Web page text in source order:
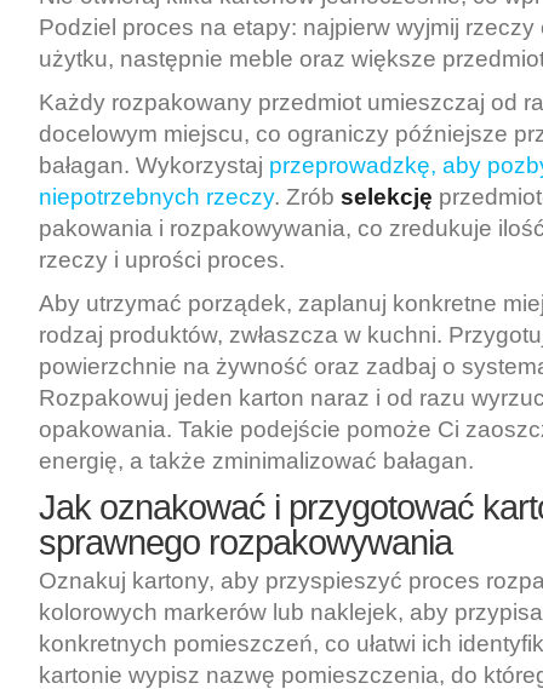
Podziel proces na etapy: najpierw wyjmij
użytku, następnie meble oraz większe
Każdy rozpakowany przedmiot umieszczaj od
docelowym miejscu, co ograniczy późniejsze
bałagan. Wykorzystaj przeprowadzkę, aby
niepotrzebnych rzeczy. Zrób selekcję
pakowania i rozpakowywania, co zredukuje
rzeczy i uprości proces.
Aby utrzymać porządek, zaplanuj konkretne
rodzaj produktów, zwłaszcza w kuchni.
powierzchnie na żywność oraz zadbaj o
Rozpakowuj jeden karton naraz i od razu
opakowania. Takie podejście pomoże Ci
energię, a także zminimalizować bałagan.
Jak oznakować i przygotować
sprawnego rozpakowywania
Oznakuj kartony, aby przyspieszyć proces
kolorowych markerów lub naklejek, aby
konkretnych pomieszczeń, co ułatwi ich
kartonie wypisz nazwę pomieszczenia, do